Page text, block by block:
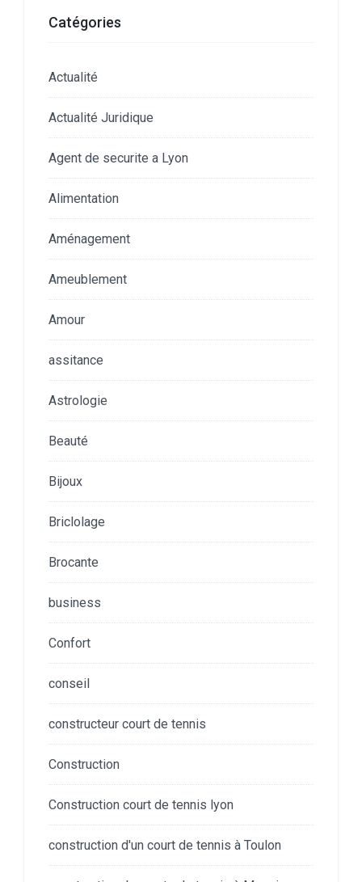
Catégories
Actualité
Actualité Juridique
Agent de securite a Lyon
Alimentation
Aménagement
Ameublement
Amour
assitance
Astrologie
Beauté
Bijoux
Briclolage
Brocante
business
Confort
conseil
constructeur court de tennis
Construction
Construction court de tennis lyon
construction d'un court de tennis à Toulon